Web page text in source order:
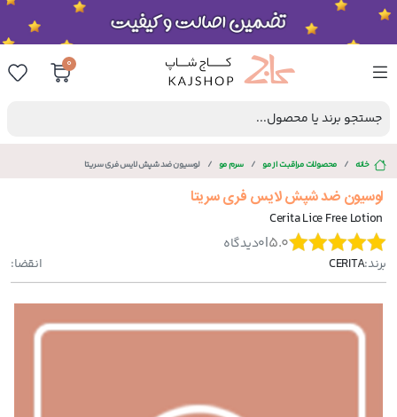
0
جستجو برند یا محصول...
خانه محصولات مراقبت از مو سرم مو لوسیون ضد شپش لایس فری سریتا
لوسیون ضد شپش لایس فری سریتا
Cerita Lice Free Lotion
5.0
|
0دیدگاه
برند:CERITA انقضا: